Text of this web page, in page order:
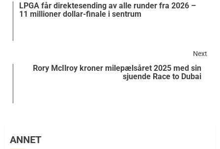
LPGA får direktesending av alle runder fra 2026 –
11 millioner dollar-finale i sentrum
Next
Rory McIlroy kroner milepælsåret 2025 med sin
sjuende Race to Dubai
ANNET